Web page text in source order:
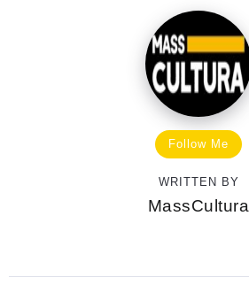
Follow Me
WRITTEN BY
MassCultura